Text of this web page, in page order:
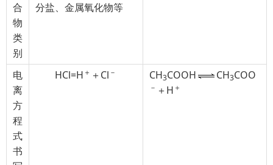
合
物
类
别
分盐、金属氧化物等
电
离
方
程
式
书
HCl=H ＋ ＋Cl － CH3COOH CH3COO
－ ＋H ＋